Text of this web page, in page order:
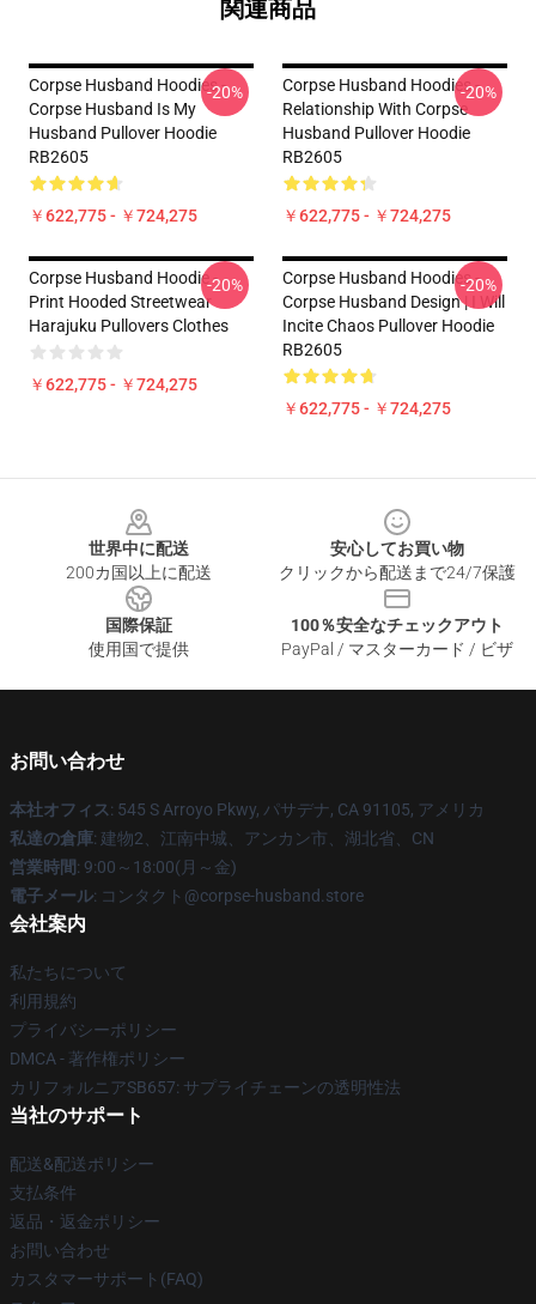
関連商品
Corpse Husband Hoodies -
Corpse Husband Is My
Husband Pullover Hoodie
RB2605
￥622,775 - ￥724,275
-20%
Corpse Husband Hoodies -
Relationship With Corpse
Husband Pullover Hoodie
RB2605
￥622,775 - ￥724,275
-20%
Corpse Husband Hoodie -
Print Hooded Streetwear
Harajuku Pullovers Clothes
￥622,775 - ￥724,275
-20%
Corpse Husband Hoodies -
Corpse Husband Design | I Will
Incite Chaos Pullover Hoodie
RB2605
￥622,775 - ￥724,275
-20%
世界中に配送
200カ国以上に配送
安心してお買い物
クリックから配送まで24/7保護
国際保証
使用国で提供
100％安全なチェックアウト
PayPal / マスターカード / ビザ
お問い合わせ
本社オフィス: 545 S Arroyo Pkwy, パサデナ, CA 91105, アメリカ
私達の倉庫: 建物2、江南中城、アンカン市、湖北省、CN
営業時間: 9:00～18:00(月～金)
電子メール: コンタクト@corpse-husband.store
会社案内
私たちについて
利用規約
プライバシーポリシー
DMCA - 著作権ポリシー
カリフォルニアSB657: サプライチェーンの透明性法
当社のサポート
配送&配送ポリシー
支払条件
返品・返金ポリシー
お問い合わせ
カスタマーサポート(FAQ)